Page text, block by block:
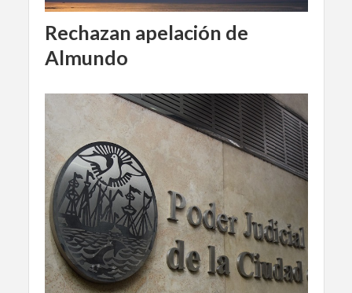
Rechazan apelación de
Almundo